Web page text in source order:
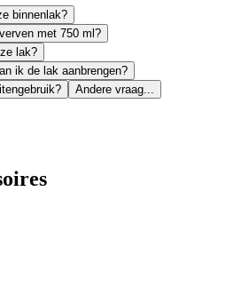
binnenlak?
met 750 ml?
lak?
ik de lak aanbrengen?
Andere vraag...